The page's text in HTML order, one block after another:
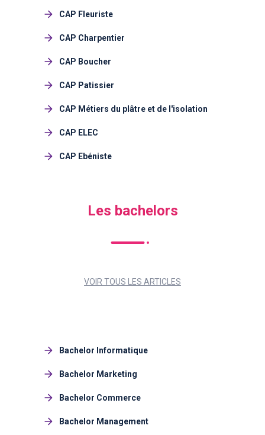
CAP Fleuriste
CAP Charpentier
CAP Boucher
CAP Patissier
CAP Métiers du plâtre et de l'isolation
CAP ELEC
CAP Ebéniste
Les bachelors
VOIR TOUS LES ARTICLES
Bachelor Informatique
Bachelor Marketing
Bachelor Commerce
Bachelor Management